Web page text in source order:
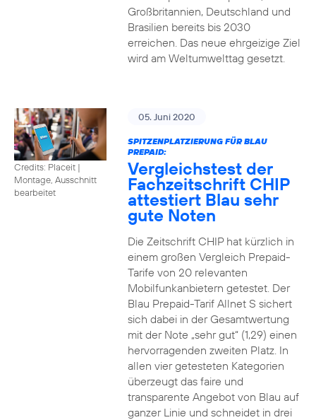
Großbritannien, Deutschland und
Brasilien bereits bis 2030
erreichen. Das neue ehrgeizige Ziel
wird am Weltumwelttag gesetzt.
Credits: Placeit |
Montage, Ausschnitt
bearbeitet
05. Juni 2020
SPITZENPLATZIERUNG FÜR BLAU
PREPAID:
Vergleichstest der
Fachzeitschrift CHIP
attestiert Blau sehr
gute Noten
Die Zeitschrift CHIP hat kürzlich in
einem großen Vergleich Prepaid-
Tarife von 20 relevanten
Mobilfunkanbietern getestet. Der
Blau Prepaid-Tarif Allnet S sichert
sich dabei in der Gesamtwertung
mit der Note „sehr gut“ (1,29) einen
hervorragenden zweiten Platz. In
allen vier getesteten Kategorien
überzeugt das faire und
transparente Angebot von Blau auf
ganzer Linie und schneidet in drei